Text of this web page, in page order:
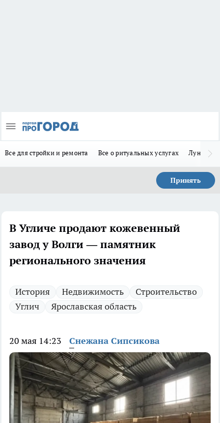
Все для стройки и ремонта Все о ритуальных услугах Лунно-
Принять
В Угличе продают кожевенный
завод у Волги — памятник
регионального значения
История Недвижимость
Строительство
Углич
Ярославская область
20 мая 14:23 Снежана Сипсикова